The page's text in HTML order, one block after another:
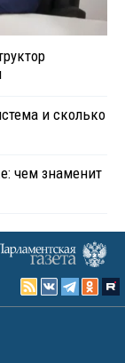
и сколько
чем знаменит